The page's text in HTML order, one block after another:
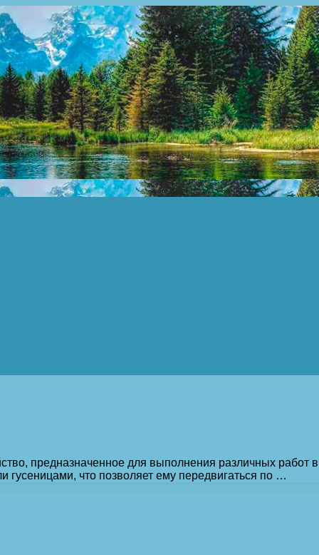
предназначенное для выполнения различных работ в
что позволяет ему передвигаться по …